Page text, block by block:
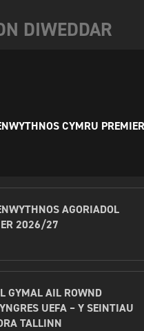
DIWEDDAR
CYMRU PREMIER
AGORIADOL
2026/27
GYMAL AIL ROWND
UEFA – Y SEINTIAU
TALLINN